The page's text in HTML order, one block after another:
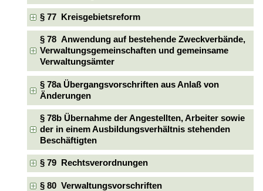
§ 77 Kreisgebietsreform
§ 78 Anwendung auf bestehende Zweckverbände,
Verwaltungsgemeinschaften und gemeinsame
Verwaltungsämter
§ 78a Übergangsvorschriften aus Anlaß von
Änderungen
§ 78b Übernahme der Angestellten, Arbeiter sowie
der in einem Ausbildungsverhältnis stehenden
Beschäftigten
§ 79 Rechtsverordnungen
§ 80 Verwaltungsvorschriften